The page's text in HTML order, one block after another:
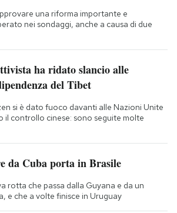
una riforma importante e
nei sondaggi, anche a causa di due
ha ridato slancio alle
del Tibet
si è dato fuoco davanti alle Nazioni Unite
il controllo cinese: sono seguite molte
da Cuba porta in Brasile
rotta che passa dalla Guyana e da un
e che a volte finisce in Uruguay